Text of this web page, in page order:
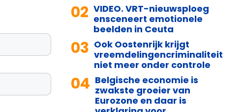
02 VIDEO. VRT-nieuwsploeg
ensceneert emotionele
beelden in Ceuta
03 Ook Oostenrijk krijgt
vreemdelingencriminaliteit
niet meer onder controle
04 Belgische economie is
zwakste groeier van
Eurozone en daar is